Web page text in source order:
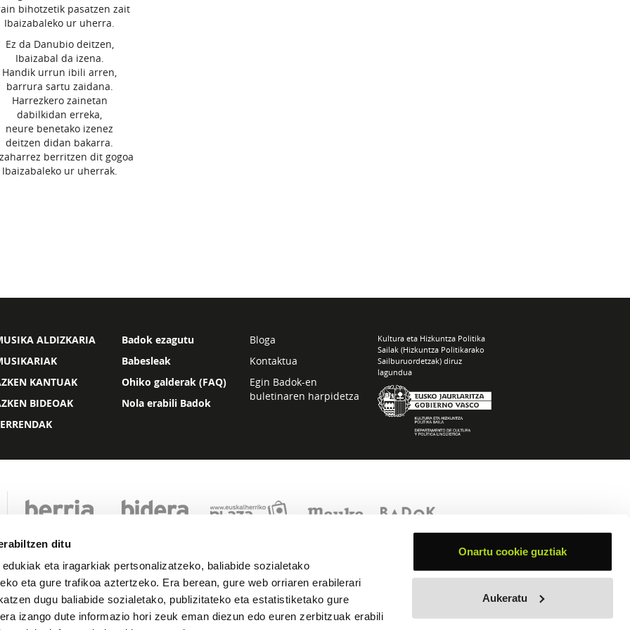
ditu
eta iragarkiak pertsonalizatzeko, baliabide sozialetako
eta gure trafikoa aztertzeko. Era berean, gure web orriaren erabilerari
dugu baliabide sozialetako, publizitateko eta estatistiketako gure
izango dute informazio hori zeuk eman diezun edo euren zerbitzuak erabili
Onartu cookie guztiak
Aukeratu
bihotzetik pasatzen zait
Ibaizabaleko ur uherra.
Ez da Danubio deitzen,
Ibaizabal da izena.
Handik urrun ibili arren,
barrura sartu zaidana.
Harrezkero zainetan
dabilkidan erreka,
neure benetako izenez
deitzen didan bakarra.
berritzen dit gogoa
Ibaizabaleko ur uherrak.
ALDIZKARIA
KANTUAK
BIDEOAK
Badok ezagutu
Babesleak
Ohiko galderak (FAQ)
Nola erabili Badok
Bloga
Kontaktua
Egin Badok-en
buletinaren harpidetza
Kultura eta Hizkuntza Politika
Sailak (Hizkuntza Politikarako
Sailburuordetzak) diruz
lagundua
Lege oharra Pribatutasuna Cookie politika